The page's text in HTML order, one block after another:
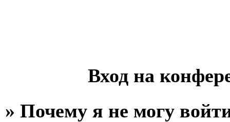
Вход на
» Почему я не могу